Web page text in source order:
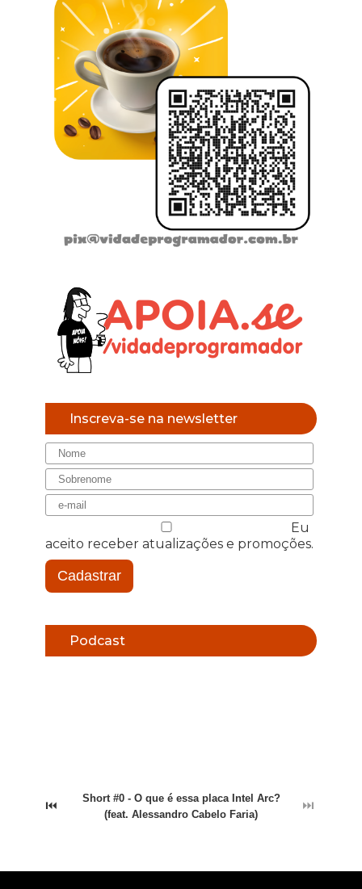
Inscreva-se na newsletter
Eu
aceito receber atualizações e promoções.
Cadastrar
Podcast
⏮
Short #0 - O que é essa placa Intel Arc?
(feat. Alessandro Cabelo Faria)
⏭